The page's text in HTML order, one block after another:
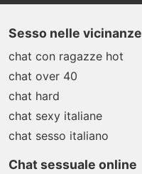
Sesso nelle vicinanze
chat con ragazze hot
chat over 40
chat hard
chat sexy italiane
chat sesso italiano
Chat sessuale online